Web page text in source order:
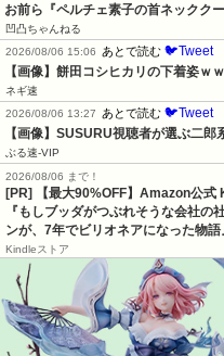
お前ら『ペルチェ素子の首ネックク
凹凸ちゃんねる
2026/08/06 15:06
あとで読む 🐦Tweet
【画像】餅田コシヒカリの下着姿ｗ
ネギ速
2026/08/06 13:27
あとで読む 🐦Tweet
【画像】SUSURU視聴者が選ぶ二
ぶる速-VIP
2026/08/06 まで！
[PR]
【最大90%OFF】Amazon公式
『もしブッダがつぶれそうな会社
ンが、7年でビリオネアになった物語
Kindleストア